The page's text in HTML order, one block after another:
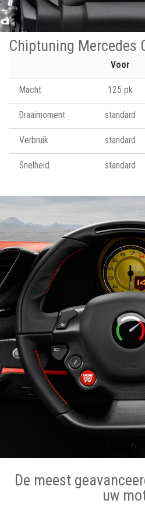
Chiptuning Mercedes
Voor
Macht 125 pk
Draaimoment standard
Verbruik standard
Snelheid standard
De meest
uw